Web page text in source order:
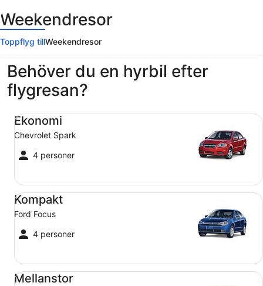
Weekendresor
Toppflyg tillWeekendresor
Behöver du en hyrbil efter
flygresan?
Ekonomi
Chevrolet Spark
4 personer
Ekonomi Chevrolet Spark
Kompakt
Ford Focus
4 personer
Kompakt Ford Focus
Mellanstor
Mellanstor Toyota Corolla